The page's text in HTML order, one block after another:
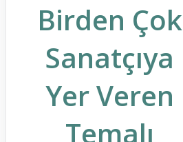
Birden Çok
Sanatçıya
Yer Veren
Temalı